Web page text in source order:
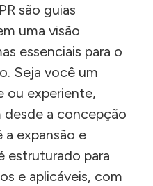
são guias
uma visão
essenciais para o
Seja você um
ou experiente,
desde a concepção
expansão e
estruturado para
e aplicáveis, com